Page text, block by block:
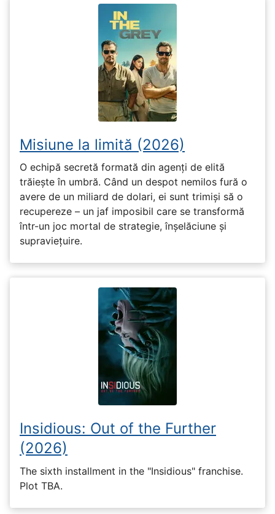
Misiune la limită (2026)
O echipă secretă formată din agenți de elită
trăiește în umbră. Când un despot nemilos fură o
avere de un miliard de dolari, ei sunt trimiși să o
recupereze – un jaf imposibil care se transformă
într-un joc mortal de strategie, înșelăciune și
supraviețuire.
Insidious: Out of the Further
(2026)
The sixth installment in the "Insidious" franchise.
Plot TBA.